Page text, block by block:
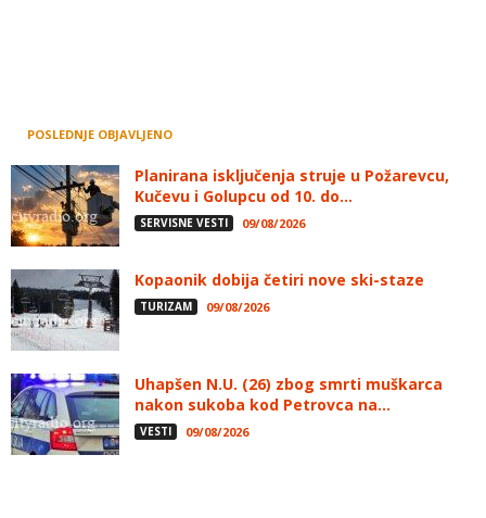
POSLEDNJE OBJAVLJENO
Planirana isključenja struje u Požarevcu,
Kučevu i Golupcu od 10. do...
SERVISNE VESTI 09/08/2026
Kopaonik dobija četiri nove ski-staze
TURIZAM 09/08/2026
Uhapšen N.U. (26) zbog smrti muškarca
nakon sukoba kod Petrovca na...
VESTI 09/08/2026